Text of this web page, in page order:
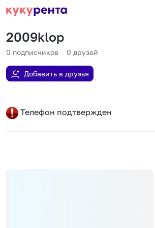
2009klop
0 подписчиков 0 друзей
Добавить в друзья
Телефон подтвержден